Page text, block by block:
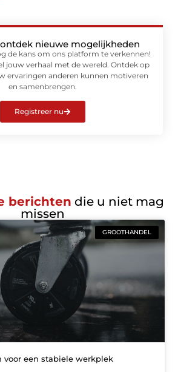
nieuwe mogelijkheden
de kans om ons platform te verkennen!
jouw verhaal met de wereld. Ontdek op
ervaringen anderen kunnen motiveren
en samenbrengen.
Registreer nu
berichten die u niet mag
missen
GROOTHANDEL
voor een stabiele werkplek